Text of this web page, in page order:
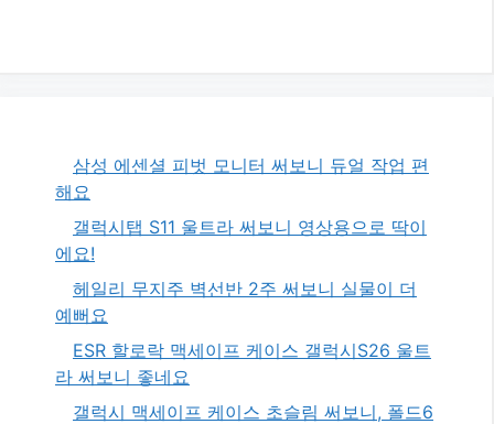
삼성 에센셜 피벗 모니터 써보니 듀얼 작업 편
해요
갤럭시탭 S11 울트라 써보니 영상용으로 딱이
에요!
헤일리 무지주 벽선반 2주 써보니 실물이 더
예뻐요
ESR 할로락 맥세이프 케이스 갤럭시S26 울트
라 써보니 좋네요
갤럭시 맥세이프 케이스 초슬림 써보니, 폴드6